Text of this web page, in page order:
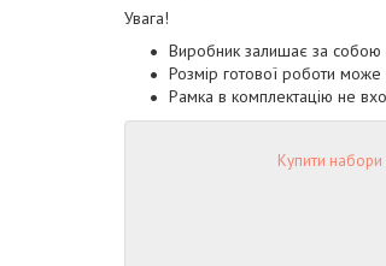
Увага!
Виробник залишає за собою
Розмір готової роботи може
Рамка в комплектацію не
Купити набори